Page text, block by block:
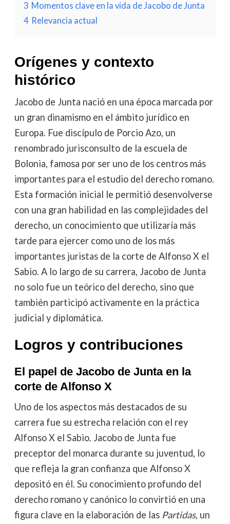
3 Momentos clave en la vida de Jacobo de Junta
4 Relevancia actual
Orígenes y contexto
histórico
Jacobo de Junta nació en una época marcada por
un gran dinamismo en el ámbito jurídico en
Europa. Fue discípulo de Porcio Azo, un
renombrado jurisconsulto de la escuela de
Bolonia, famosa por ser uno de los centros más
importantes para el estudio del derecho romano.
Esta formación inicial le permitió desenvolverse
con una gran habilidad en las complejidades del
derecho, un conocimiento que utilizaría más
tarde para ejercer como uno de los más
importantes juristas de la corte de Alfonso X el
Sabio. A lo largo de su carrera, Jacobo de Junta
no solo fue un teórico del derecho, sino que
también participó activamente en la práctica
judicial y diplomática.
Logros y contribuciones
El papel de Jacobo de Junta en la
corte de Alfonso X
Uno de los aspectos más destacados de su
carrera fue su estrecha relación con el rey
Alfonso X el Sabio. Jacobo de Junta fue
preceptor del monarca durante su juventud, lo
que refleja la gran confianza que Alfonso X
depositó en él. Su conocimiento profundo del
derecho romano y canónico lo convirtió en una
figura clave en la elaboración de las Partidas, un